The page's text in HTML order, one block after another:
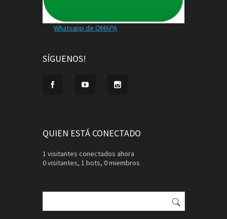
Whatsapp de OMAPA
SÍGUENOS!
QUIEN ESTÁ CONECTADO
1 visitantes conectados ahora
0 visitantes, 1 bots, 0 miembros
Buscar: